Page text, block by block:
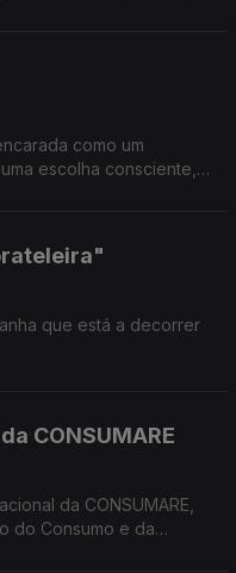
escolha consciente,
que está a decorrer
CONSUMARE
da CONSUMARE,
do Consumo e da